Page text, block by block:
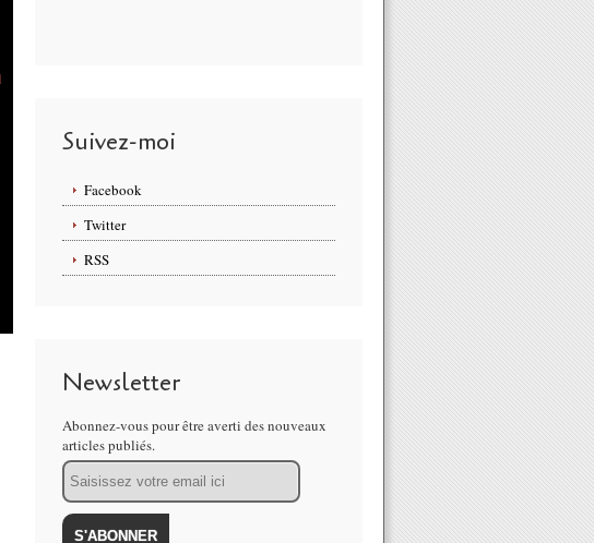
Suivez-moi
Facebook
Twitter
RSS
Newsletter
Abonnez-vous pour être averti des nouveaux
articles publiés.
Email